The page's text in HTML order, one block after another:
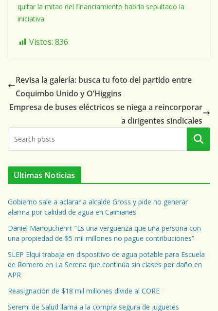
quitar la mitad del financiamiento habría sepultado la
iniciativa.
Vistos: 836
Revisa la galería: busca tu foto del partido entre
Coquimbo Unido y O’Higgins
Empresa de buses eléctricos se niega a reincorporar
a dirigentes sindicales
Buscar
Ultimas Noticias
Gobierno sale a aclarar a alcalde Gross y pide no generar
alarma por calidad de agua en Caimanes
Daniel Manouchehri: “Es una vergüenza que una persona con
una propiedad de $5 mil millones no pague contribuciones”
SLEP Elqui trabaja en dispositivo de agua potable para Escuela
de Romero en La Serena que continúa sin clases por daño en
APR
Reasignación de $18 mil millones divide al CORE
Seremi de Salud llama a la compra segura de juguetes